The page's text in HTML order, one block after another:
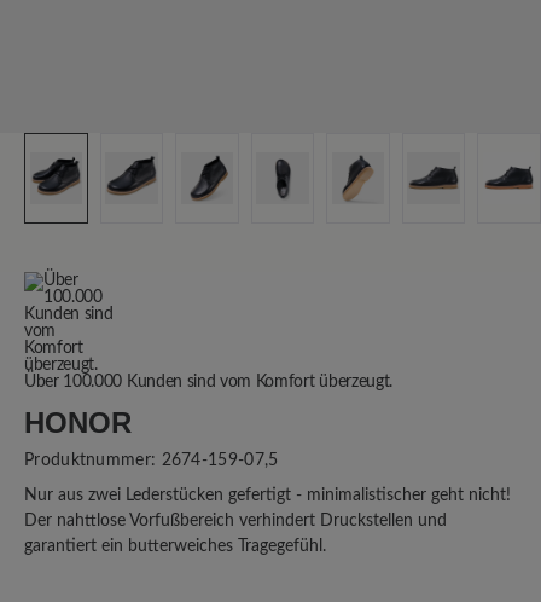
Über 100.000 Kunden sind vom Komfort überzeugt.
HONOR
Produktnummer: 2674-159-07,5
Nur aus zwei Lederstücken gefertigt - minimalistischer geht nicht!
Der nahttlose Vorfußbereich verhindert Druckstellen und
garantiert ein butterweiches Tragegefühl.